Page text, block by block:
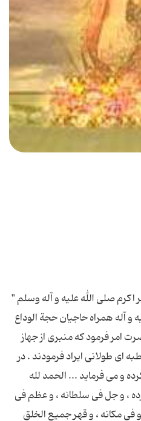
اکرم صلی الله علیه و آله وسلم "
آله همراه حاجیان حجة الوداع
امر فرمود که منبری از جهاز
طولانی ایراد فرمودند . در
و می فرماید ... الحمد لله
، و جل فى سلطانه ، و عظم فى
فى مكانه ، و قهر جمیع الخلق